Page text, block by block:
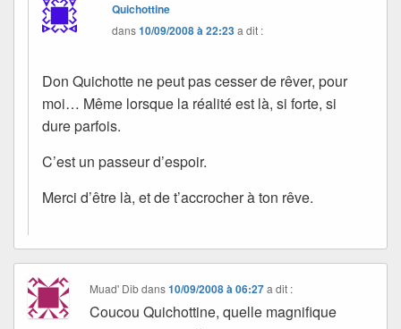
Quichottine
dans10/09/2008 à 22:23a dit :
Don Quichotte ne peut pas cesser de rêver, pour
moi… Même lorsque la réalité est là, si forte, si
dure parfois.
C’est un passeur d’espoir.
Merci d’être là, et de t’accrocher à ton rêve.
Muad' Dibdans10/09/2008 à 06:27 a dit :
Coucou Quichottine, quelle magnifique